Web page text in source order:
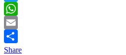
Twitter
WhatsApp
Email
Share